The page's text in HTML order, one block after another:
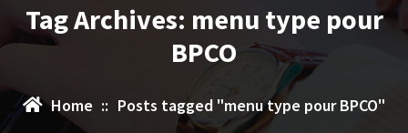
Tag Archives: menu type pour
BPCO
Home :: Posts tagged "menu type pour BPCO"